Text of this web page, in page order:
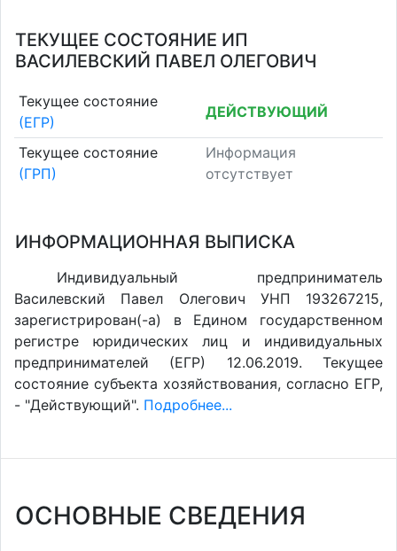
ТЕКУЩЕЕ СОСТОЯНИЕ ИП
ВАСИЛЕВСКИЙ ПАВЕЛ ОЛЕГОВИЧ
Текущее состояние
(ЕГР)
ДЕЙСТВУЮЩИЙ
Текущее состояние
(ГРП)
Информация
отсутствует
ИНФОРМАЦИОННАЯ ВЫПИСКА
Индивидуальный предприниматель
Василевский Павел Олегович УНП 193267215,
зарегистрирован(-а) в Едином государственном
регистре юридических лиц и индивидуальных
предпринимателей (ЕГР) 12.06.2019. Текущее
состояние субъекта хозяйствования, согласно ЕГР,
- "Действующий". Подробнее...
ОСНОВНЫЕ СВЕДЕНИЯ